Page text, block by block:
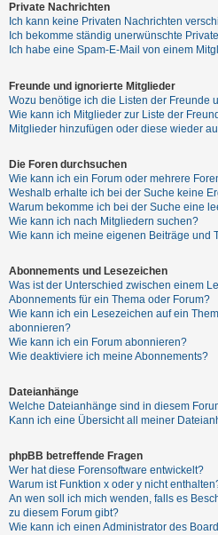
Private Nachrichten
Ich kann keine Privaten Nachrichten
Ich bekomme ständig unerwünschte
Ich habe eine Spam-E-Mail von einem
Freunde und ignorierte Mitglieder
Wozu benötige ich die Listen der Freunde
Wie kann ich Mitglieder zur Liste der
Mitglieder hinzufügen oder diese wieder
Die Foren durchsuchen
Wie kann ich ein Forum oder mehrere
Weshalb erhalte ich bei der Suche keine
Warum bekomme ich bei der Suche eine
Wie kann ich nach Mitgliedern suchen?
Wie kann ich meine eigenen Beiträge und
Abonnements und Lesezeichen
Was ist der Unterschied zwischen einem
Abonnements für ein Thema oder Forum?
Wie kann ich ein Lesezeichen auf ein
abonnieren?
Wie kann ich ein Forum abonnieren?
Wie deaktiviere ich meine Abonnements?
Dateianhänge
Welche Dateianhänge sind in diesem
Kann ich eine Übersicht all meiner
phpBB betreffende Fragen
Wer hat diese Forensoftware entwickelt?
Warum ist Funktion x oder y nicht
An wen soll ich mich wenden, falls es
zu diesem Forum gibt?
Wie kann ich einen Administrator des